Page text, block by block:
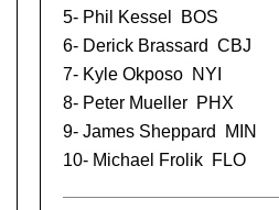
5- Phil Kessel
BOS
6- Derick Brassard CBJ
7- Kyle Okposo NYI
8- Peter Mueller PHX
9- James Sheppard
MIN
10- Michael Frolik FLO